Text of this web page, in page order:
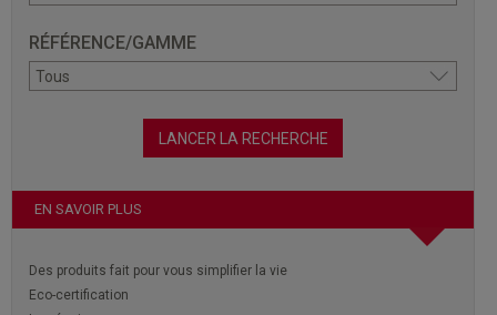
RÉFÉRENCE/GAMME
EN SAVOIR PLUS
Des produits fait pour vous simplifier la vie
Eco-certification